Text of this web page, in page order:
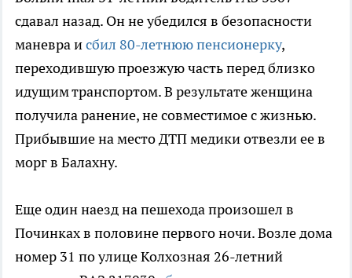
сдавал назад. Он не убедился в безопасности
маневра исбил 80-летнюю пенсионерку,
переходившую проезжую часть перед близко
идущим транспортом. В результате женщина
получила ранение, не совместимое с жизнью.
Прибывшие на место ДТП медики отвезли ее в
морг в Балахну.
Еще один наезд на пешехода произошел в
Починках в половине первого ночи. Возле дома
номер 31 по улице Колхозная 26-летний